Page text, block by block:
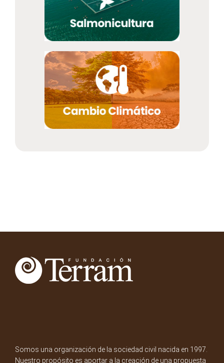
Somos una organización de la sociedad civil nacida en 1997.
Nuestro propósito es aportar a la creación de una propuesta